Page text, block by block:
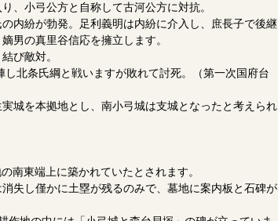
、小弓公方と自称して古河公方に対抗。
内紛が勃発。足利義明は内紛に介入し、庶長子で後継
男の真里谷信応を擁立します。
び敵対。
北条氏綱と戦いますが敗れて討死。（第一次国府台
城を本拠地とし、南小弓城は支城となったと考えられ
南東端上に築かれていたとされます。
失し僅かに土塁が残るのみで、墓地に案内板と石碑が